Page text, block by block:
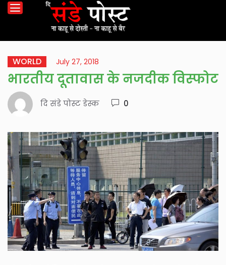
WORLD July 27, 2018
भारतीय दूतावास के नजदीक विस्फोट
दि संडे पोस्ट डेस्क 0